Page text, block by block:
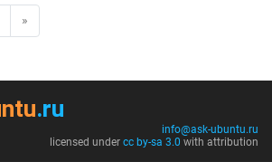
»
info@ask-ubuntu.ru
licensed under cc by-sa 3.0 with attribution